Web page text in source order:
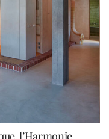
l’Harmonie